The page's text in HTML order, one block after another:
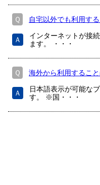
Ｑ 自宅以外でも利用す
Ａ
インターネットが接
ます。 ・・・
Ｑ 海外から利用するこ
Ａ
日本語表示が可能な
す。 ※国・・・